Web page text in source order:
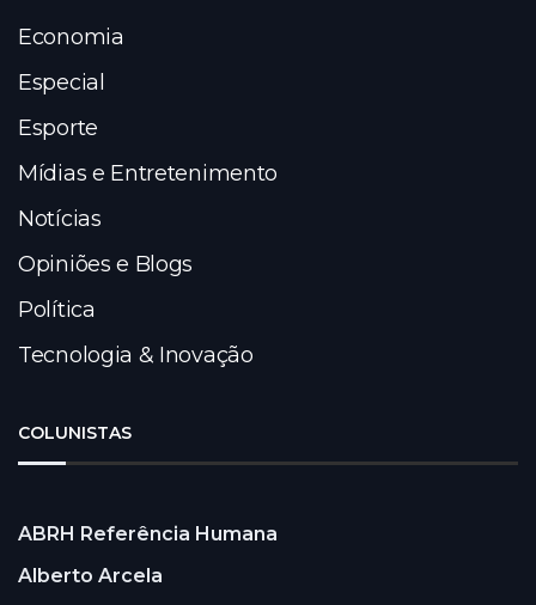
Economia
Especial
Esporte
Mídias e Entretenimento
Notícias
Opiniões e Blogs
Política
Tecnologia & Inovação
COLUNISTAS
ABRH Referência Humana
Alberto Arcela